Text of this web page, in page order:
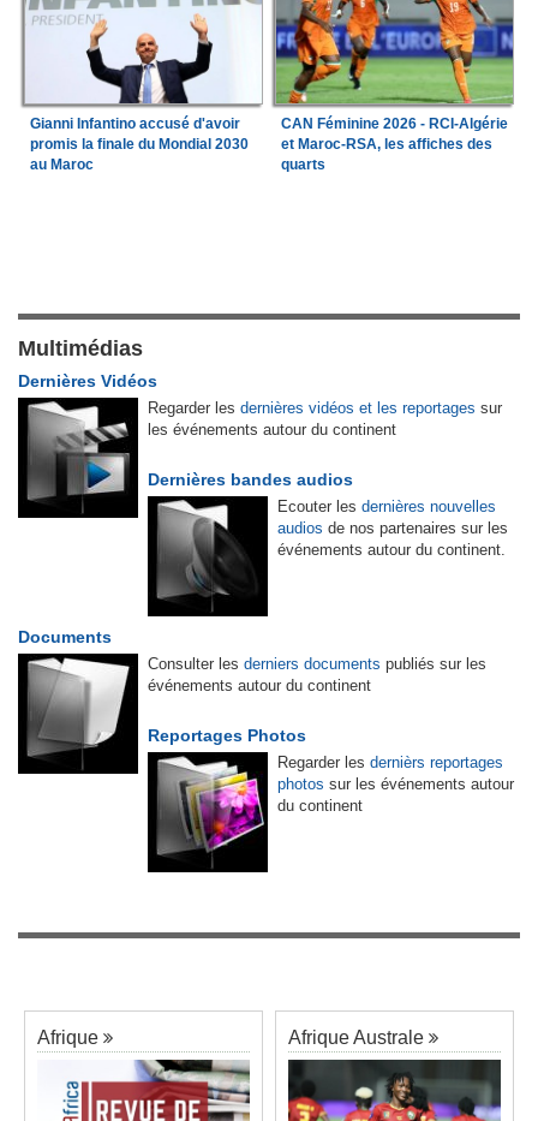
Gianni Infantino accusé d'avoir
promis la finale du Mondial 2030
au Maroc
CAN Féminine 2026 - RCI-Algérie
et Maroc-RSA, les affiches des
quarts
Multimédias
Dernières Vidéos
Regarder les dernières vidéos et les reportages sur
les événements autour du continent
Dernières bandes audios
Ecouter les dernières nouvelles
audios de nos partenaires sur les
événements autour du continent.
Documents
Consulter les derniers documents publiés sur les
événements autour du continent
Reportages Photos
Regarder les dernièrs reportages
photos sur les événements autour
du continent
Afrique Afrique Australe